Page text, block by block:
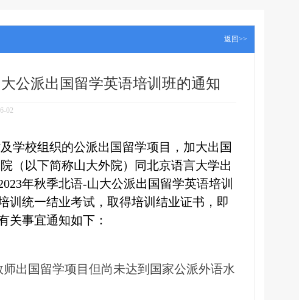
返回>>
公派出国留学英语培训班的通知
02
学校组织的公派出国留学项目，加大出国
（以下简称山大外院）同北京语言大学出
年秋季北语-山大公派出国留学英语培训
训统一结业考试，取得培训结业证书，即
关事宜通知如下：
出国留学项目但尚未达到国家公派外语水